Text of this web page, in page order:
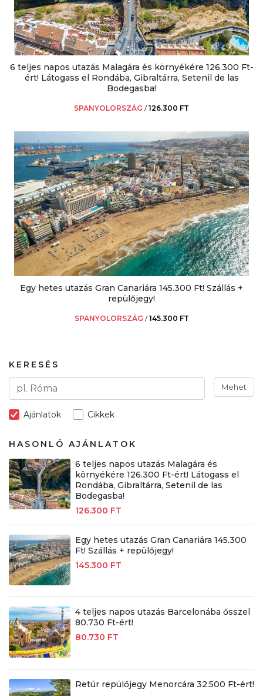
6 teljes napos utazás Malagára és környékére 126.300 Ft-
ért! Látogass el Rondába, Gibraltárra, Setenil de las
Bodegasba!
SPANYOLORSZÁG /126.300 FT
Egy hetes utazás Gran Canariára 145.300 Ft! Szállás +
repülőjegy!
SPANYOLORSZÁG /145.300 FT
KERESÉS
Mehet
Ajánlatok Cikkek
HASONLÓ AJÁNLATOK
6 teljes napos utazás Malagára és
környékére 126.300 Ft-ért! Látogass el
Rondába, Gibraltárra, Setenil de las
Bodegasba!
126.300 FT
Egy hetes utazás Gran Canariára 145.300
Ft! Szállás + repülőjegy!
145.300 FT
4 teljes napos utazás Barcelonába ősszel
80.730 Ft-ért!
80.730 FT
Retúr repülőjegy Menorcára 32.500 Ft-ért!